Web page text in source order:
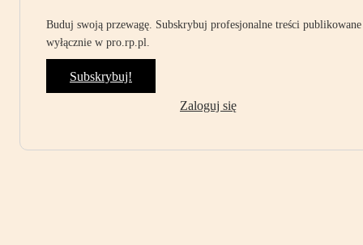
Buduj swoją przewagę. Subskrybuj profesjonalne treści publikowane
wyłącznie w pro.rp.pl.
Subskrybuj!
Zaloguj się